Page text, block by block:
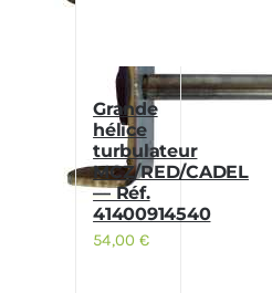
Grande
hélice
turbulateur
MCZ/RED/CADEL
— Réf.
41400914540
54,00€